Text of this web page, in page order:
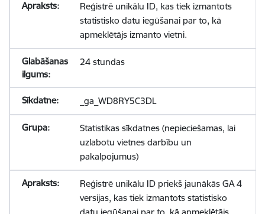
Reģistrē unikālu ID, kas tiek izmantots
statistisko datu iegūšanai par to, kā
apmeklētājs izmanto vietni.
24 stundas
_ga_WD8RY5C3DL
Statistikas sīkdatnes (nepieciešamas, lai
uzlabotu vietnes darbību un
pakalpojumus)
Reģistrē unikālu ID priekš jaunākās GA 4
versijas, kas tiek izmantots statistisko